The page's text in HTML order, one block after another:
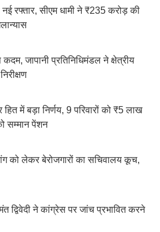
नई रफ्तार, सीएम धामी ने ₹235 करोड़ की
कदम, जापानी प्रतिनिधिमंडल ने क्षेत्रीय
में बड़ा निर्णय, 9 परिवारों को ₹5 लाख
सम्मान पेंशन
को लेकर बेरोजगारों का सचिवालय कूच,
द्विवेदी ने कांग्रेस पर जांच प्रभावित करने